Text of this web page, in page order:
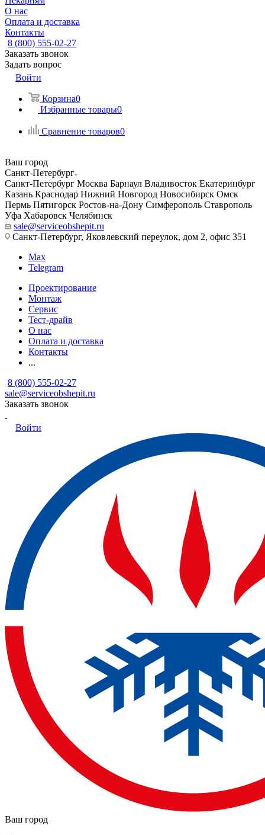
О нас
Оплата и доставка
Контакты
8 (800) 555-02-27
Заказать звонок
Задать вопрос
Войти
Корзина0
Избранные товары0
Сравнение товаров0
Ваш город
Санкт-Петербург
Санкт-Петербург Москва Барнаул Владивосток Екатеринбург
Казань Краснодар Нижний Новгород Новосибирск Омск
Пермь Пятигорск Ростов-на-Дону Симферополь Ставрополь
Уфа Хабаровск Челябинск
sale@serviceobshepit.ru
Санкт-Петербург, Яковлевский переулок, дом 2, офис 351
Max
Telegram
Проектирование
Монтаж
Сервис
Тест-драйв
О нас
Оплата и доставка
Контакты
...
8 (800) 555-02-27
sale@serviceobshepit.ru
Заказать звонок
Войти
Ваш город